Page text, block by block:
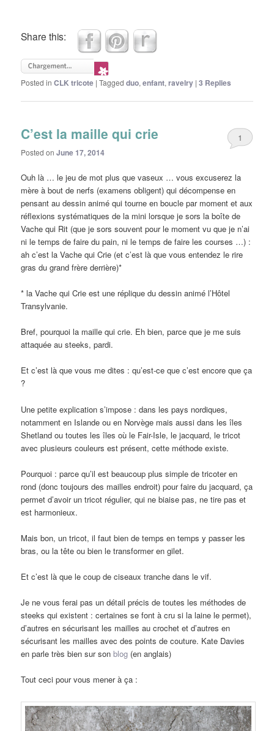
Share this:
Posted in CLK tricote |Tagged duo,enfant,ravelry |3 Replies
C’est la maille qui crie
Posted onJune 17, 2014
1
Ouh là … le jeu de mot plus que vaseux … vous excuserez la
mère à bout de nerfs (examens obligent) qui décompense en
pensant au dessin animé qui tourne en boucle par moment et aux
réflexions systématiques de la mini lorsque je sors la boîte de
Vache qui Rit (que je sors souvent pour le moment vu que je n’ai
ni le temps de faire du pain, ni le temps de faire les courses …) :
ah c’est la Vache qui Crie (et c’est là que vous entendez le rire
gras du grand frère derrière)*
* la Vache qui Crie est une réplique du dessin animé l’Hôtel
Transylvanie.
Bref, pourquoi la maille qui crie. Eh bien, parce que je me suis
attaquée au steeks, pardi.
Et c’est là que vous me dites : qu’est-ce que c’est encore que ça
?
Une petite explication s’impose : dans les pays nordiques,
notamment en Islande ou en Norvège mais aussi dans les îles
Shetland ou toutes les îles où le Fair-Isle, le jacquard, le tricot
avec plusieurs couleurs est présent, cette méthode existe.
Pourquoi : parce qu’il est beaucoup plus simple de tricoter en
rond (donc toujours des mailles endroit) pour faire du jacquard, ça
permet d’avoir un tricot régulier, qui ne biaise pas, ne tire pas et
est harmonieux.
Mais bon, un tricot, il faut bien de temps en temps y passer les
bras, ou la tête ou bien le transformer en gilet.
Et c’est là que le coup de ciseaux tranche dans le vif.
Je ne vous ferai pas un détail précis de toutes les méthodes de
steeks qui existent : certaines se font à cru si la laine le permet),
d’autres en sécurisant les mailles au crochet et d’autres en
sécurisant les mailles avec des points de couture. Kate Davies
en parle très bien sur sonblog (en anglais)
Tout ceci pour vous mener à ça :